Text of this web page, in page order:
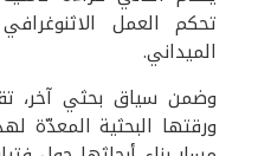
تحكم العمل
الميداني.
وضمن سياق بحثي آخر،
ورقتها البحثية المعدّة